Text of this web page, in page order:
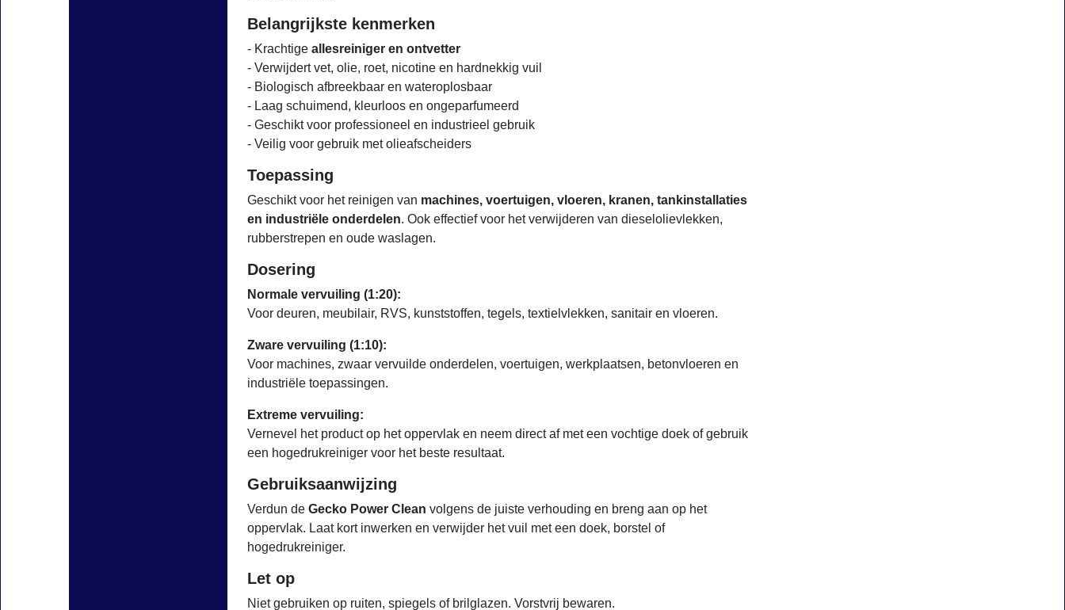
Belangrijkste kenmerken
- Krachtige allesreiniger en ontvetter
- Verwijdert vet, olie, roet, nicotine en hardnekkig vuil
- Biologisch afbreekbaar en wateroplosbaar
- Laag schuimend, kleurloos en ongeparfumeerd
- Geschikt voor professioneel en industrieel gebruik
- Veilig voor gebruik met olieafscheiders
Toepassing
Geschikt voor het reinigen van machines, voertuigen, vloeren, kranen, tankinstallaties
en industriële onderdelen. Ook effectief voor het verwijderen van dieselolievlekken,
rubberstrepen en oude waslagen.
Dosering
Normale vervuiling (1:20):
Voor deuren, meubilair, RVS, kunststoffen, tegels, textielvlekken, sanitair en vloeren.
Zware vervuiling (1:10):
Voor machines, zwaar vervuilde onderdelen, voertuigen, werkplaatsen, betonvloeren en
industriële toepassingen.
Extreme vervuiling:
Vernevel het product op het oppervlak en neem direct af met een vochtige doek of gebruik
een hogedrukreiniger voor het beste resultaat.
Gebruiksaanwijzing
Verdun de Gecko Power Clean volgens de juiste verhouding en breng aan op het
oppervlak. Laat kort inwerken en verwijder het vuil met een doek, borstel of
hogedrukreiniger.
Let op
Niet gebruiken op ruiten, spiegels of brilglazen. Vorstvrij bewaren.